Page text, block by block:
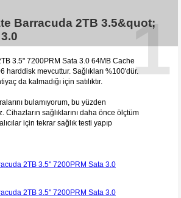
1
Barracuda 2TB 3.5&quot;
3.5" 7200PRM Sata 3.0 64MB Cache
harddisk mevcuttur. Sağlıkları %100'dür.
da kalmadığı için satılıktır.
bulamıyorum, bu yüzden
sağlıklarını daha önce ölçtüm
için tekrar sağlık testi yapıp